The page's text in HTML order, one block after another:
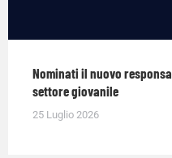
Nominati il nuovo
settore giovanile
25 Luglio 2026